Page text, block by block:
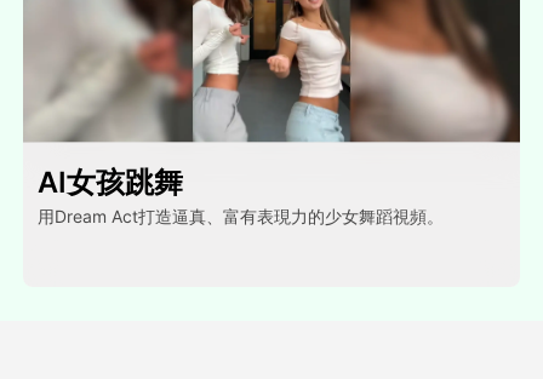
AI女孩跳舞
用Dream Act打造逼真、富有表現力的少女舞蹈視頻。